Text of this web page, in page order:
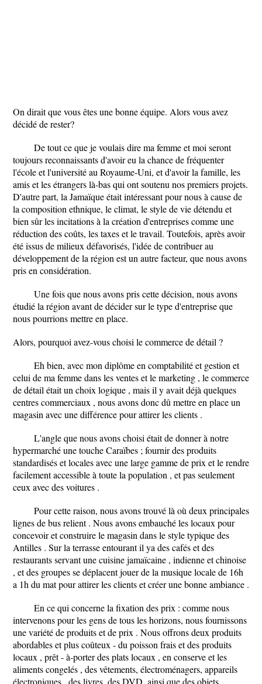
On dirait que vous êtes une bonne équipe. Alors vous avez
décidé de rester?
De tout ce que je voulais dire ma femme et moi seront
toujours reconnaissants d'avoir eu la chance de fréquenter
l'école et l'université au Royaume-Uni, et d'avoir la famille, les
amis et les étrangers là-bas qui ont soutenu nos premiers projets.
D'autre part, la Jamaïque était intéressant pour nous à cause de
la composition ethnique, le climat, le style de vie détendu et
bien sûr les incitations à la création d'entreprises comme une
réduction des coûts, les taxes et le travail. Toutefois, après avoir
été issus de milieux défavorisés, l'idée de contribuer au
développement de la région est un autre facteur, que nous avons
pris en considération.
Une fois que nous avons pris cette décision, nous avons
étudié la région avant de décider sur le type d'entreprise que
nous pourrions mettre en place.
Alors, pourquoi avez-vous choisi le commerce de détail ?
Eh bien, avec mon diplôme en comptabilité et gestion et
celui de ma femme dans les ventes et le marketing , le commerce
de détail était un choix logique , mais il y avait déjà quelques
centres commerciaux , nous avons donc dû mettre en place un
magasin avec une différence pour attirer les clients .
L'angle que nous avons choisi était de donner à notre
hypermarché une touche Caraïbes ; fournir des produits
standardisés et locales avec une large gamme de prix et le rendre
facilement accessible à toute la population , et pas seulement
ceux avec des voitures .
Pour cette raison, nous avons trouvé là où deux principales
lignes de bus relient . Nous avons embauché les locaux pour
concevoir et construire le magasin dans le style typique des
Antilles . Sur la terrasse entourant il ya des cafés et des
restaurants servant une cuisine jamaïcaine , indienne et chinoise
, et des groupes se déplacent jouer de la musique locale de 16h
a 1h du mat pour attirer les clients et créer une bonne ambiance .
En ce qui concerne la fixation des prix : comme nous
intervenons pour les gens de tous les horizons, nous fournissons
une variété de produits et de prix . Nous offrons deux produits
abordables et plus coûteux - du poisson frais et des produits
locaux , prêt - à-porter des plats locaux , en conserve et les
aliments congelés , des vêtements, électroménagers, appareils
électroniques , des livres, des DVD, ainsi que des objets